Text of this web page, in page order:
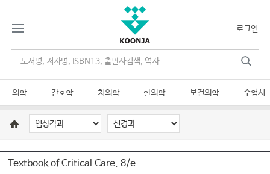
로그인
의학 간호학 치의학 한의학 보건의학 수험서
Textbook of Critical Care, 8/e